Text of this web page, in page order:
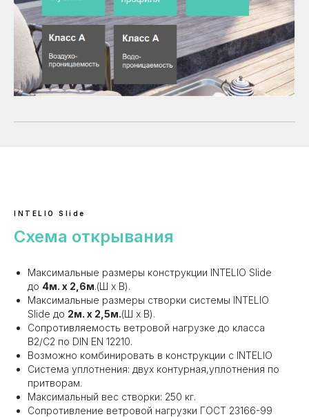
INTELIO Slide
Схема открывания
Максимальные размеры конструкции INTELIO Slide
до 4м. х 2,6м.(Ш х В).
Максимальные размеры створки системы INTELIO
Slide до 2м. х 2,5м.(Ш х В).
Сопротивляемость ветровой нагрузке до класса
В2/C2 по DIN EN 12210.
Возможно комбинировать в конструкции с INTELIO
Система уплотнения: двух контурная,уплотнения по
притворам.
Максимальный вес створки: 250 кг.
Сопротивление ветровой нагрузки ГОСТ 23166-99